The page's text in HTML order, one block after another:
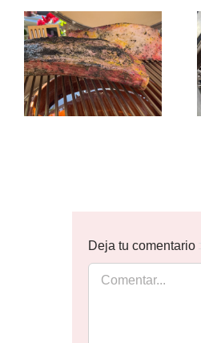
Deja tu comentario
Comentar